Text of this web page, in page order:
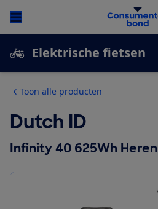
Elektrische fietsen
Toon alle producten
Dutch ID
Infinity 40 625Wh Heren